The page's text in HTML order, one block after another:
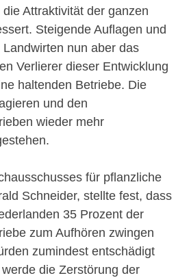
Attraktivität der ganzen
Steigende Auflagen und
nun aber das
Verlierer dieser Entwicklung
haltenden Betriebe. Die
und den
wieder mehr
für pflanzliche
Schneider, stellte fest, dass
35 Prozent der
zum Aufhören zwingen
zumindest entschädigt
die Zerstörung der